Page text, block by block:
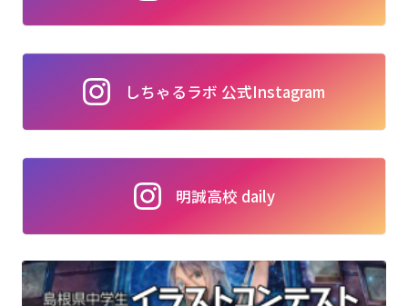
しちゃるラボ 公式Instagram
明誠高校 daily